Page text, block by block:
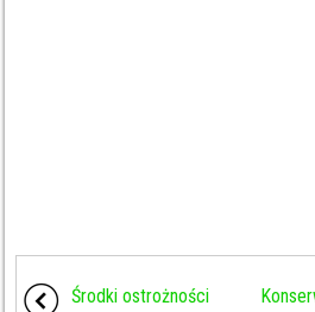
Środki ostrożności